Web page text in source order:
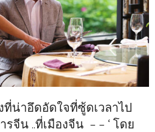
ที่น่าอึดอัดใจที่ซู้ดเวลาไป
จีน ..ที่เมืองจีน – – ‘ โดย